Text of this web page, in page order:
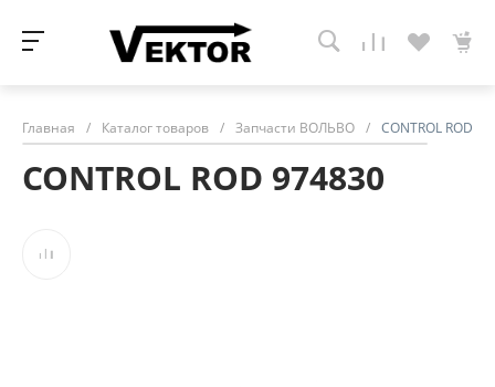
Главная / Каталог товаров / Запчасти ВОЛЬВО / CONTROL ROD
CONTROL ROD 974830